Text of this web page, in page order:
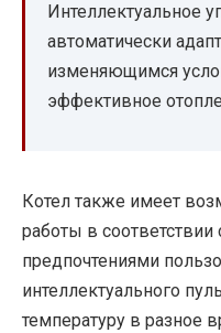
Интеллектуальное
автоматически
изменяющимся
эффективное
Котел также имеет
работы в
предпочтениями
интеллектуального
температуру в разное